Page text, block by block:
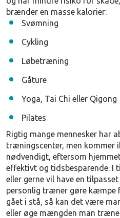
brænder en masse kalorier:
Svømning
Cykling
Løbetræning
Gåture
Yoga, Tai Chi eller Qigong
Pilates
Rigtig mange mennesker har
træningscenter, men kommer
nødvendigt, eftersom
effektivt og tidsbesparende. I
eller gerne vil have en
personlig træner gøre kæmpe
gået i stå, så kan det være
eller øge mængden man